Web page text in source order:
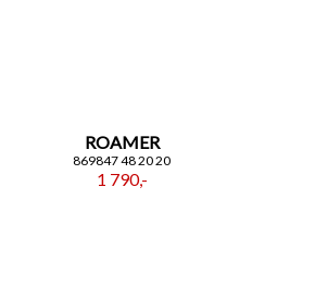
ROAMER
869847 48 20 20
1 790,-